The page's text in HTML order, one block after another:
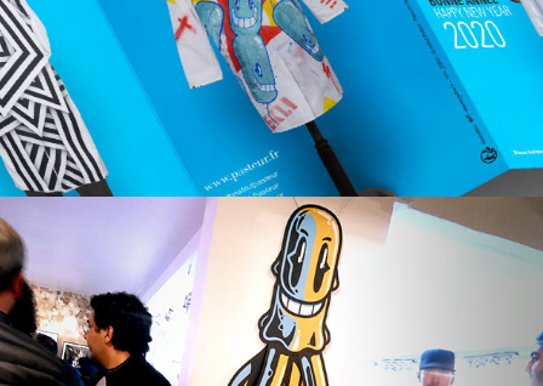
Giant Poulpoyo